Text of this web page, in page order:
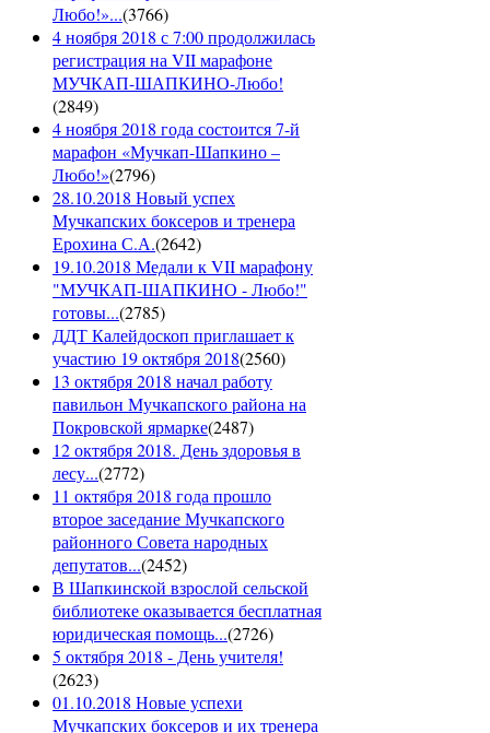
Любо!»...(3766)
4 ноября 2018 с 7:00 продолжилась
регистрация на VII марафоне
МУЧКАП-ШАПКИНО-Любо!
(2849)
4 ноября 2018 года состоится 7-й
марафон «Мучкап-Шапкино –
Любо!»(2796)
28.10.2018 Новый успех
Мучкапских боксеров и тренера
Ерохина С.А.(2642)
19.10.2018 Медали к VII марафону
"МУЧКАП-ШАПКИНО - Любо!"
готовы...(2785)
ДДТ Калейдоскоп приглашает к
участию 19 октября 2018(2560)
13 октября 2018 начал работу
павильон Мучкапского района на
Покровской ярмарке(2487)
12 октября 2018. День здоровья в
лесу...(2772)
11 октября 2018 года прошло
второе заседание Мучкапского
районного Совета народных
депутатов...(2452)
В Шапкинской взрослой сельской
библиотеке оказывается бесплатная
юридическая помощь...(2726)
5 октября 2018 - День учителя!
(2623)
01.10.2018 Новые успехи
Мучкапских боксеров и их тренера